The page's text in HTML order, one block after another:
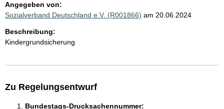
Angegeben von:
Sozialverband Deutschland e.V. (R001866) am 20.06.2024
Beschreibung:
Kindergrundsicherung
Zu Regelungsentwurf
Bundestags-Drucksachennummer: